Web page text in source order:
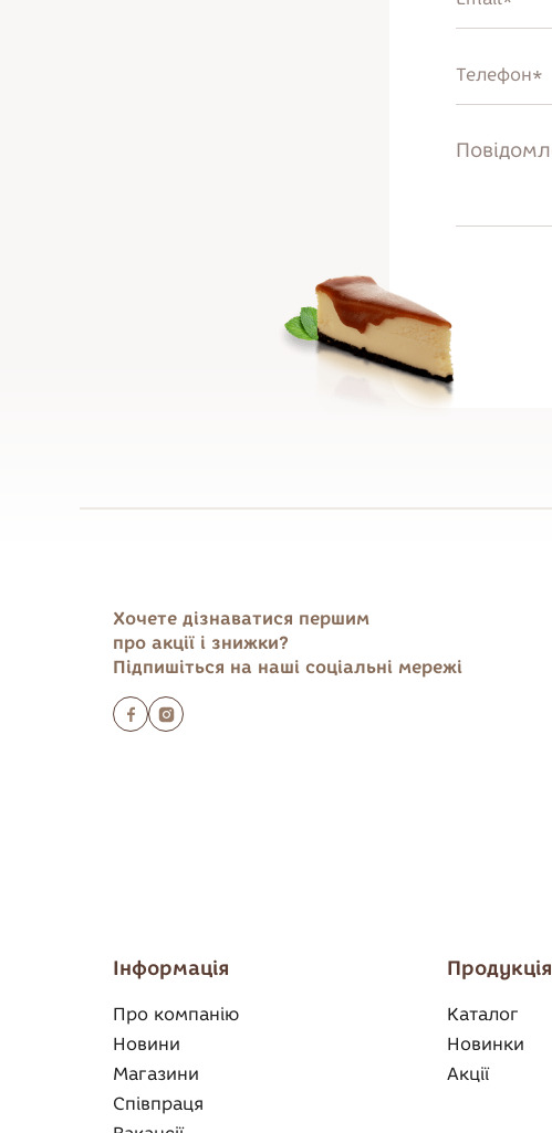
Інформація
Про компанію
Новини
Магазини
Співпраця
Продукція
Каталог
Новинки
Акції
Хочете дізнаватися першим
про акції і знижки?
Підпишіться на наші соціальні мережі